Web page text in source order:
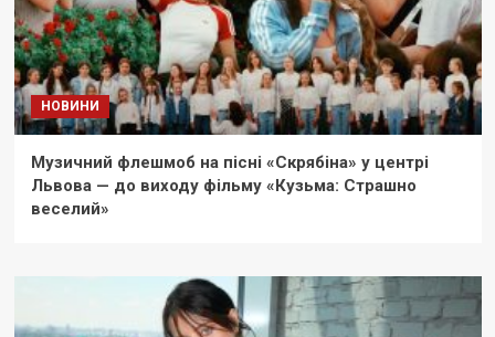
НОВИНИ
Музичний флешмоб на пісні «Скрябіна» у центрі
Львова — до виходу фільму «Кузьма: Страшно
веселий»